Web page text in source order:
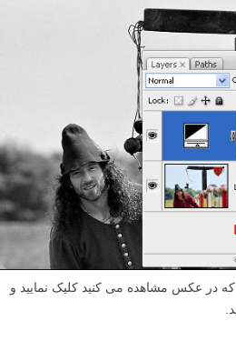
روی ماسک adjustment layer که در عکس مشاهده می کنید کلیک نمایید و